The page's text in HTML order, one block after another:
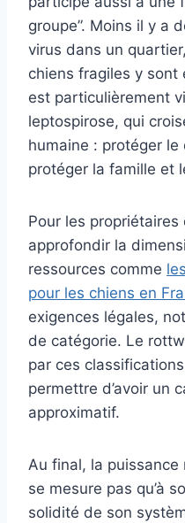
groupe”. Moins il y a
virus dans un
chiens fragiles y sont
est particulièrement
leptospirose, qui
humaine : protéger le
protéger la famille et
Pour les
approfondir la
ressources comme
pour les chiens en
exigences légales,
de catégorie. Le
par ces
permettre d’avoir un
approximatif.
Au final, la puissance
se mesure pas qu’à
solidité de son